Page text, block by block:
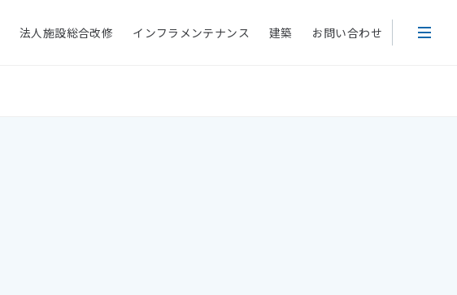
法人施設総合改修 インフラメンテナンス 建築 お問い合わせ